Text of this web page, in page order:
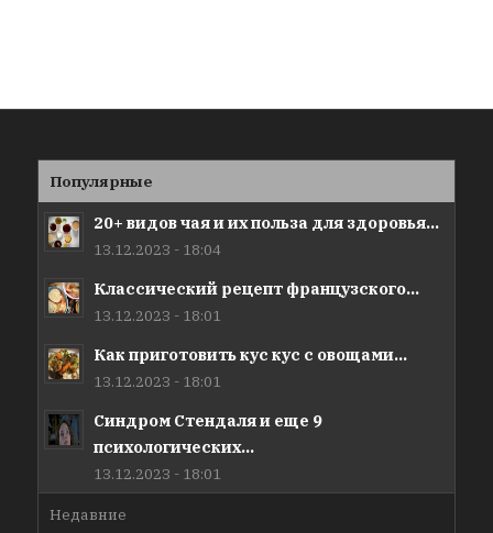
Популярные
20+ видов чая и их польза для здоровья...
13.12.2023 - 18:04
Классический рецепт французского...
13.12.2023 - 18:01
Как приготовить кус кус с овощами...
13.12.2023 - 18:01
Синдром Стендаля и еще 9
психологических...
13.12.2023 - 18:01
Недавние